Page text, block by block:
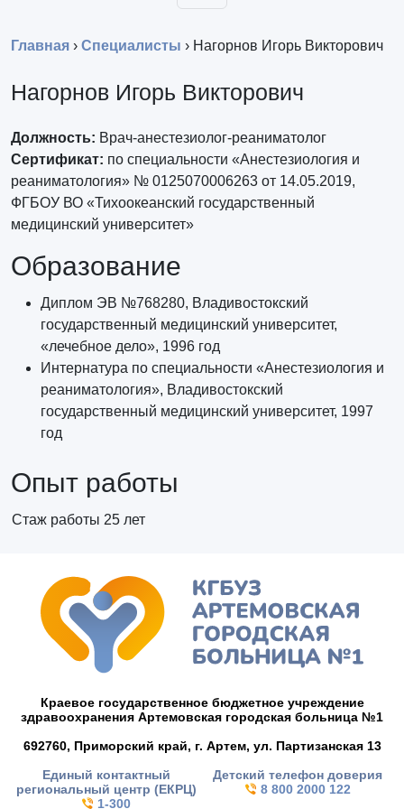
Главная › Специалисты › Нагорнов Игорь Викторович
Нагорнов Игорь Викторович
Должность: Врач-анестезиолог-реаниматолог
Сертификат: по специальности «Анестезиология и
реаниматология» № 0125070006263 от 14.05.2019,
ФГБОУ ВО «Тихоокеанский государственный
медицинский университет»
Образование
Диплом ЭВ №768280, Владивостокский
государственный медицинский университет,
«лечебное дело», 1996 год
Интернатура по специальности «Анестезиология и
реаниматология», Владивостокский
государственный медицинский университет, 1997
год
Опыт работы
Стаж работы 25 лет
Краевое государственное бюджетное учреждение
здравоохранения Артемовская городская больница №1
692760, Приморский край, г. Артем, ул. Партизанская 13
Единый контактный
региональный центр (ЕКРЦ)
1-300
Детский телефон доверия
8 800 2000 122